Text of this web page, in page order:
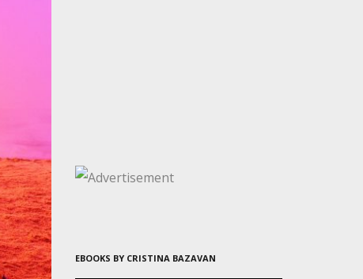
EBOOKS BY CRISTINA BAZAVAN